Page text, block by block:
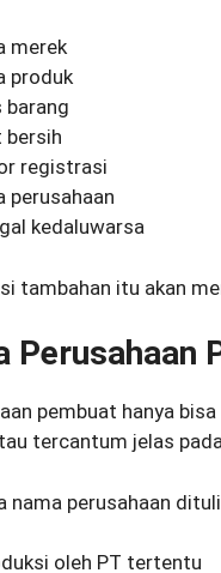
merek
produk
barang
bersih
registrasi
perusahaan
kedaluwarsa
tambahan itu akan
Perusahaan
pembuat hanya
tercantum jelas
nama perusahaan
oleh PT tertentu